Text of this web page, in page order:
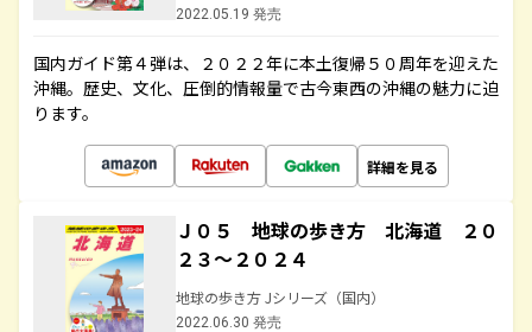
2022.05.19 発売
国内ガイド第４弾は、２０２２年に本土復帰５０周年を迎えた
沖縄。歴史、文化、圧倒的情報量で古今東西の沖縄の魅力に迫
ります。
詳細を見る
Ｊ０５ 地球の歩き方 北海道 ２０
２３～２０２４
地球の歩き方 Jシリーズ（国内）
2022.06.30 発売